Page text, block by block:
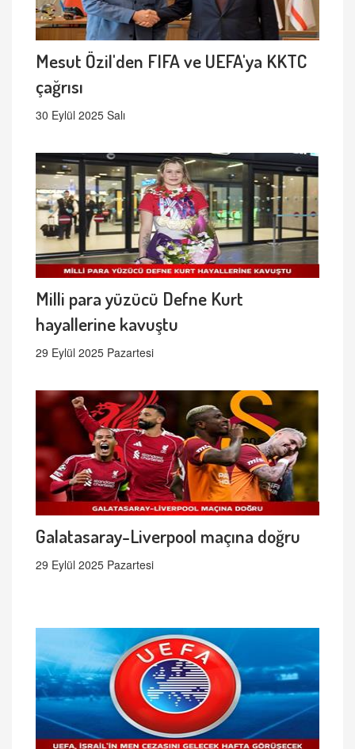
Mesut Özil'den FIFA ve UEFA'ya KKTC
çağrısı
30 Eylül 2025 Salı
Milli para yüzücü Defne Kurt
hayallerine kavuştu
29 Eylül 2025 Pazartesi
Galatasaray-Liverpool maçına doğru
29 Eylül 2025 Pazartesi